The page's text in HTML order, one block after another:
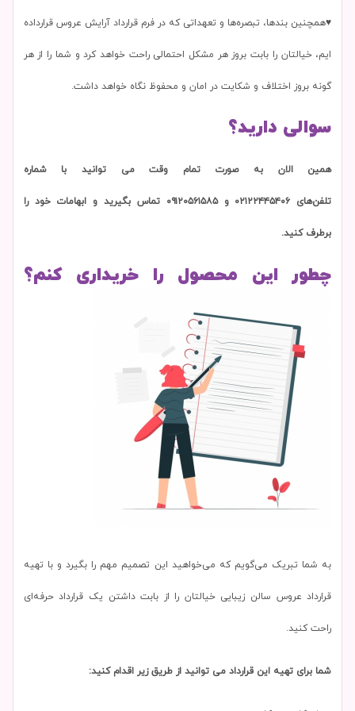
♥همچنین بندها، تبصره‌ها و تعهداتی که در فرم قرارداد آرایش عروس قرارداده
ایم، خیالتان را بابت بروز هر مشکل احتمالی راحت خواهد کرد و شما را از هر
گونه بروز اختلاف و شکایت در امان و محفوظ نگاه خواهد داشت.
سوالی دارید؟
همین الان به صورت تمام وقت می توانید با شماره
تلفن‌های ۰۲۱۲۲۴۴۵۴۰۶ و ۰۹۱۲۰۵۶۱۵۸۵ تماس بگیرید و ابهامات خود را
برطرف کنید.
چطور این محصول را خریداری کنم؟
به شما تبریک می‌گویم که می‌خواهید این تصمیم مهم را بگیرد و با تهیه
قرارداد عروس سالن زیبایی خیالتان را از بابت داشتن یک قرارداد حرفه‌ای
راحت کنید.
شما برای تهیه این قرارداد می توانید از طریق زیر اقدام کنید: